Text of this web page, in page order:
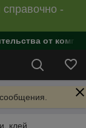
-
от
клей